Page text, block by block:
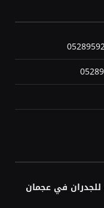
في عجمان